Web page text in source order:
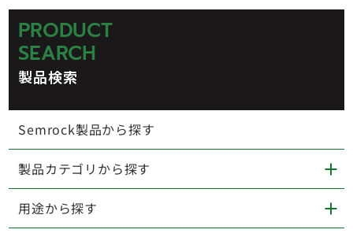
PRODUCT
SEARCH
製品検索
Semrock製品から探す
製品カテゴリから探す
用途から探す